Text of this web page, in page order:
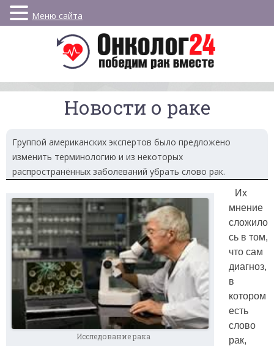
Новости о раке
Группой американских экспертов было предложено
изменить терминологию и из некоторых
распространённых заболеваний убрать слово рак.
Исследование рака
Их
мнение
сложило
сь в том,
что сам
диагноз,
в
котором
есть
слово
рак,
Меню сайта